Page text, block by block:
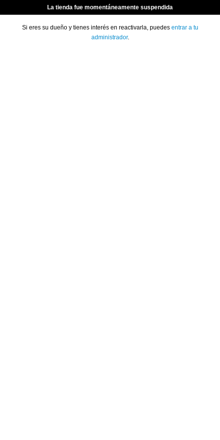
La tienda fue momentáneamente suspendida
Si eres su dueño y tienes interés en reactivarla, puedes entrar a tu
administrador.